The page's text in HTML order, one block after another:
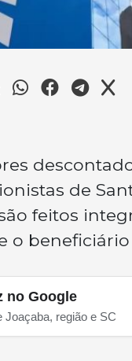
de
feitos
o
no Google
Joaçaba, região e SC